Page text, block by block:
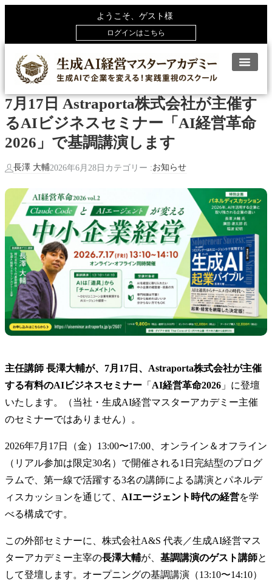
ようこそ、ゲスト様
ログインはこちら
7月17日 Astraporta株式会社が主催す
るAIビジネスセミナー「AI経営革命
2026」で基調講演します
長澤 大輔2026年6月28日 カテゴリー :お知らせ
主任講師 長澤大輔が、7月17日、Astraporta株式会社が主催
する有料のAIビジネスセミナー 「 AI経営革命2026 」に登壇
いたします。（当社・生成AI経営マスターアカデミー主催
のセミナーではありません）。
2026年7月17日（金）13:00〜17:00、オンライン＆オフライン
（リアル参加は限定30名）で開催される1日完結型のプログ
ラムで、第一線で活躍する3名の講師による講演とパネルデ
ィスカッションを通じて、 AIエージェント時代の経営を学
べる構成です。
この外部セミナーに、株式会社A&S 代表／生成AI経営マス
ターアカデミー主宰の長澤大輔が、 基調講演のゲスト講師と
して登壇します。オープニングの基調講演（13:10〜14:10）